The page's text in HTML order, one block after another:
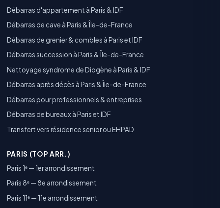
Débarras d'appartement à Paris & IDF
Débarras de cave à Paris & Île-de-France
Débarras de grenier & combles à Paris et IDF
Débarras succession à Paris & Île-de-France
Nettoyage syndrome de Diogène à Paris & IDF
Débarras après décès à Paris & Île-de-France
Débarras pour professionnels & entreprises
Débarras de bureaux à Paris et IDF
Transfert vers résidence senior ou EHPAD
PARIS (TOP ARR.)
Paris 1ᵉ — 1er arrondissement
Paris 8ᵉ — 8e arrondissement
Paris 11ᵉ — 11e arrondissement